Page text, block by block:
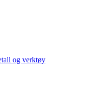
og verktøy